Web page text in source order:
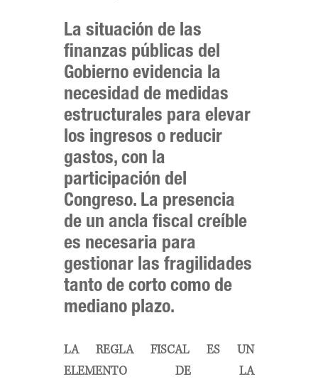
La situación de las
finanzas públicas del
Gobierno evidencia la
necesidad de medidas
estructurales para elevar
los ingresos o reducir
gastos, con la
participación del
Congreso. La presencia
de un ancla fiscal creíble
es necesaria para
gestionar las fragilidades
tanto de corto como de
mediano plazo.
LA REGLA FISCAL ES UN
ELEMENTO DE LA